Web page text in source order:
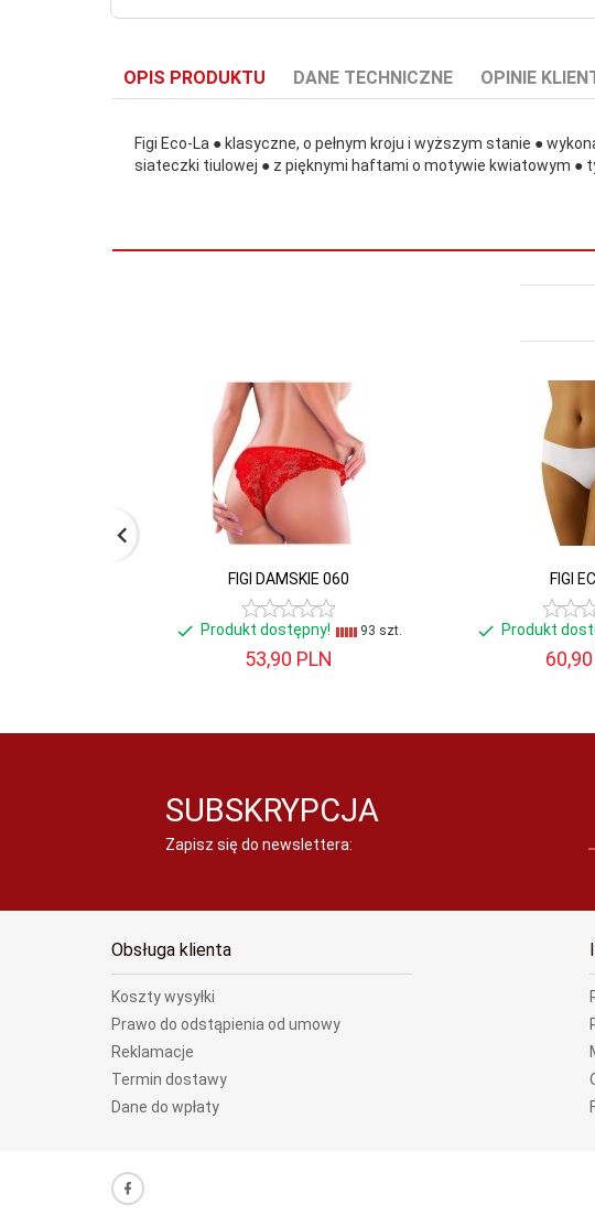
OPIS PRODUKTU DANE TECHNICZNE OPINIE
Figi Eco-La ● klasyczne, o pełnym kroju i wyższym stanie ●
siateczki tiulowej ● z pięknymi haftami o motywie kwiatowym ●
w
1
Promocja: Nie
FIGI DAMSKIE 060
Produkt dostępny! 93 szt.
53,90 PLN
FIGI
Produkt
60,90
SUBSKRYPCJA
Zapisz się do newslettera:
Obsługa klienta
Koszty wysyłki
Prawo do odstąpienia od umowy
Reklamacje
Termin dostawy
Dane do wpłaty